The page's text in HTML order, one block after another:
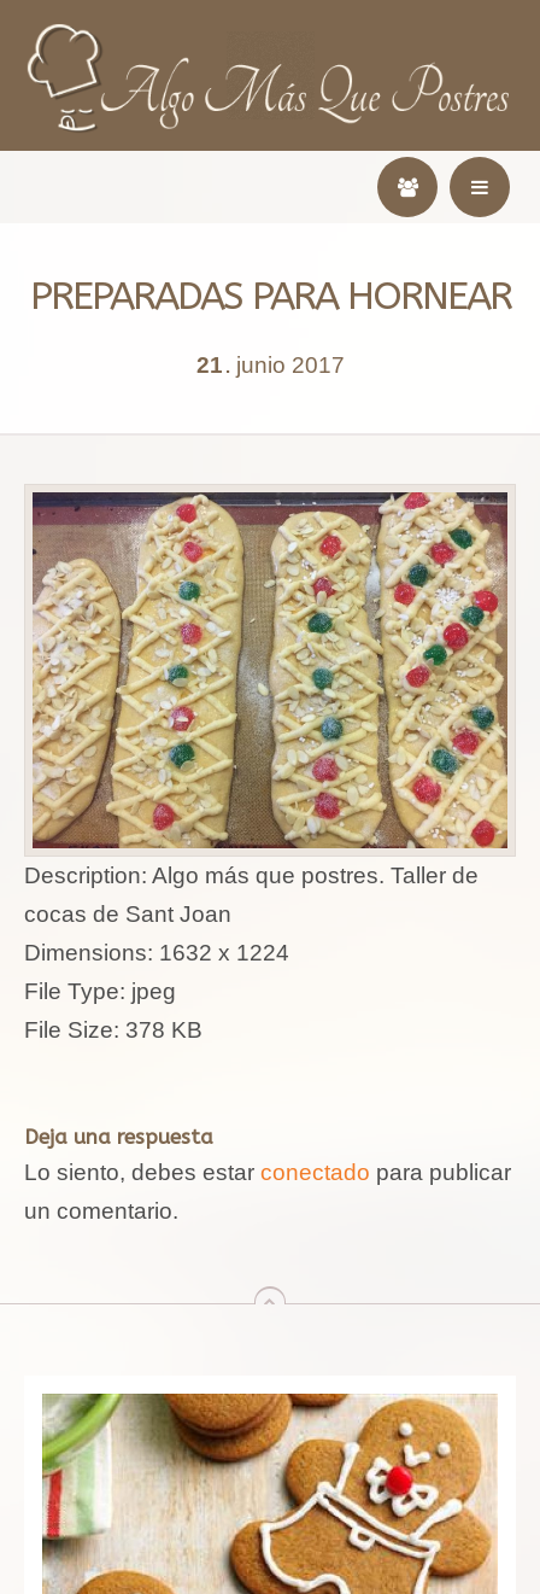
PREPARADAS PARA HORNEAR
21 . junio 2017
Description: Algo más que postres. Taller de
cocas de Sant Joan
Dimensions: 1632 x 1224
File Type: jpeg
File Size: 378 KB
Deja una respuesta
Lo siento, debes estar conectado para publicar
un comentario.
arriba